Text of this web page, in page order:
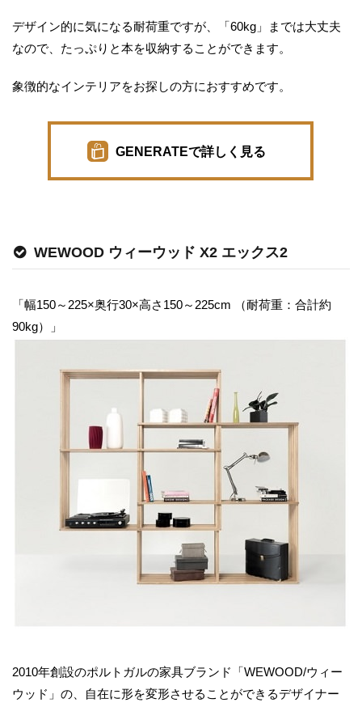
デザイン的に気になる耐荷重ですが、「60kg」までは大丈夫
なので、たっぷりと本を収納することができます。
象徴的なインテリアをお探しの方におすすめです。
GENERATEで詳しく見る
WEWOOD ウィーウッド X2 エックス2
「幅150～225×奥行30×高さ150～225cm （耐荷重：合計約
90kg）」
2010年創設のポルトガルの家具ブランド「WEWOOD/ウィー
ウッド」の、自在に形を変形させることができるデザイナー